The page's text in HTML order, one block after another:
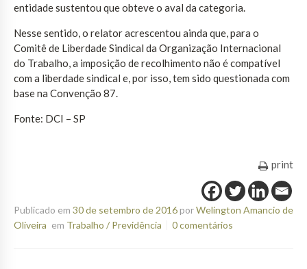
entidade sustentou que obteve o aval da categoria.
Nesse sentido, o relator acrescentou ainda que, para o
Comitê de Liberdade Sindical da Organização Internacional
do Trabalho, a imposição de recolhimento não é compatível
com a liberdade sindical e, por isso, tem sido questionada com
base na Convenção 87.
Fonte: DCI – SP
print
Publicado em 30 de setembro de 2016porWelington Amancio de
Oliveira em Trabalho / Previdência 0 comentários